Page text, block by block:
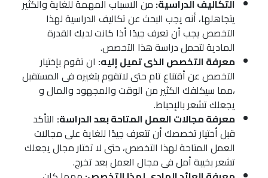
التكاليف الدراسية: من الاسباب المهمة للغاية والكثير
يتجاهلها، أنه يجب البحث عن تكاليف الدراسية لهذا
التخصص يجب أن تعرف جيدًا أذا كانت لديك القدرة
المادية لتحمل دراسة هذا التخصص.
معرفة التخصص الذى تميل إليه: ان تقوم بإختيار
التخصص عن أقتناع تام حتى لاتقوم بتغيره فى المستقبل
،مما سيكلفك الكثير من الوقت والمجهود والمال و
يجعلك تشعر بالإحباط.
معرفة مجالات العمل المتاحة بعد الدراسة: التأكد
قبل أختيار تخصصك أن تتعرف جيدًا للغاية على مجالات
العمل المتاحة لهذا التخصص، حتى لا تختار مجال يجعلك
تشعر بخيبة أمل فى مجال العمل بعد تخرج.